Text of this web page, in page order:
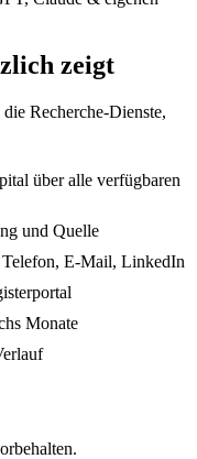
zeigt
Recherche-Dienste,
über alle verfügbaren
und Quelle
E-Mail, LinkedIn
Monate